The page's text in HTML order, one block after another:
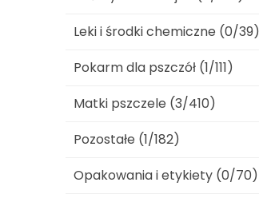
Leki i środki chemiczne (0/39)
Pokarm dla pszczół (1/111)
Matki pszczele (3/410)
Pozostałe (1/182)
Opakowania i etykiety (0/70)